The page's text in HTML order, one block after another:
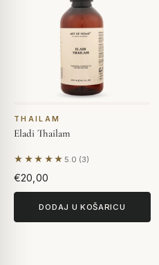
THAILAM
Eladi Thailam
★★★★★ 5.0 (3)
Na temelju 3 recenzija
€20,00
DODAJ U KOŠARICU